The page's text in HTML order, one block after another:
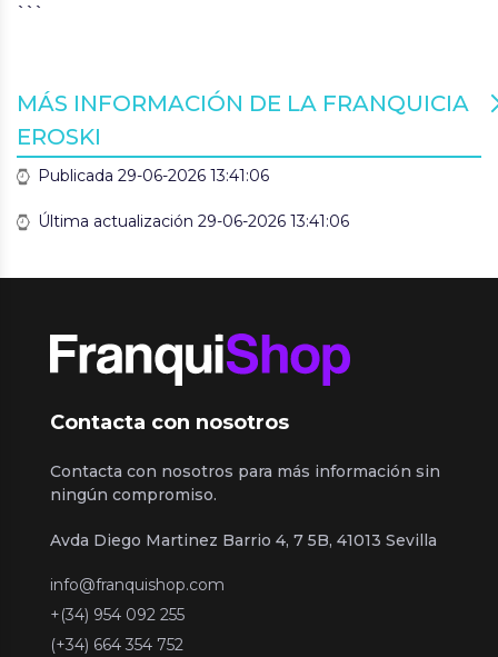
```
MÁS INFORMACIÓN DE LA FRANQUICIA
EROSKI
Publicada 29-06-2026 13:41:06
Última actualización 29-06-2026 13:41:06
Contacta con nosotros
Contacta con nosotros para más información sin
ningún compromiso.
Avda Diego Martinez Barrio 4, 7 5B, 41013 Sevilla
info@franquishop.com
+(34) 954 092 255
(+34) 664 354 752